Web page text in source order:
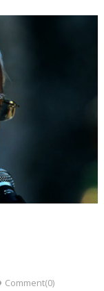
Comment(0)